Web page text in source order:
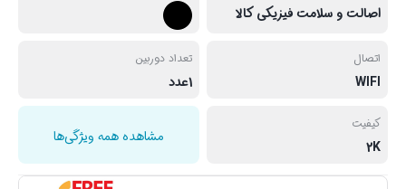
اصالت و سلامت فیزیکی کالا
اتصال
WIFI
تعداد دوربین
1عدد
کیفیت
2K
مشاهده همه ویژگی‌ها